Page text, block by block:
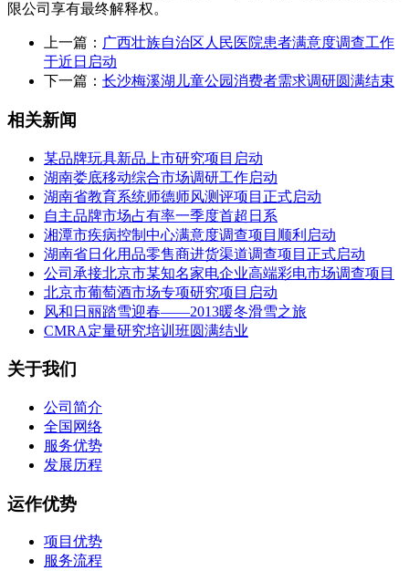
限公司享有最终解释权。
上一篇： 广西壮族自治区人民医院患者满意度调查工作
于近日启动
下一篇： 长沙梅溪湖儿童公园消费者需求调研圆满结束
相关新闻
某品牌玩具新品上市研究项目启动
湖南娄底移动综合市场调研工作启动
湖南省教育系统师德师风测评项目正式启动
自主品牌市场占有率一季度首超日系
湘潭市疾病控制中心满意度调查项目顺利启动
湖南省日化用品零售商进货渠道调查项目正式启动
公司承接北京市某知名家电企业高端彩电市场调查项目
北京市葡萄酒市场专项研究项目启动
风和日丽踏雪迎春——2013暖冬滑雪之旅
CMRA定量研究培训班圆满结业
关于我们
公司简介
全国网络
服务优势
发展历程
运作优势
项目优势
服务流程